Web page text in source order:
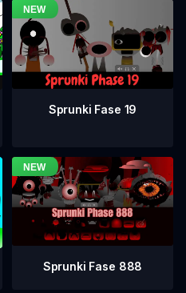
Sprunki Fase 19
Sprunki Fase 888